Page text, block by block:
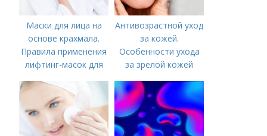
Маски для лица на
основе крахмала.
Правила применения
лифтинг-масок для
Антивозрастной уход
за кожей.
Особенности ухода
за зрелой кожей